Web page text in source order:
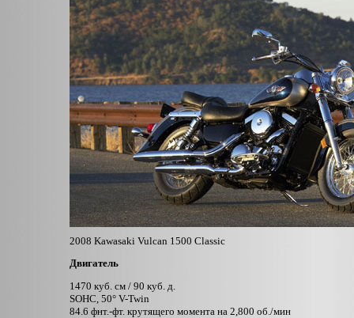
2008 Kawasaki Vulcan 1500 Classic
Двигатель
1470 куб. см / 90 куб. д.
SOHC, 50° V-Twin
84.6 фнт.-фт. крутящего момента на 2,800 об./мин